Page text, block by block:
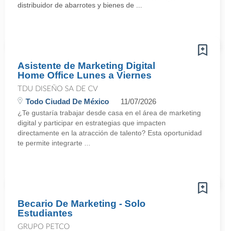
distribuidor de abarrotes y bienes de ...
Asistente de Marketing Digital
Home Office Lunes a Viernes
TDU DISEÑO SA DE CV
Todo Ciudad De México 11/07/2026
¿Te gustaría trabajar desde casa en el área de marketing
digital y participar en estrategias que impacten
directamente en la atracción de talento? Esta oportunidad
te permite integrarte ...
Becario De Marketing - Solo
Estudiantes
GRUPO PETCO